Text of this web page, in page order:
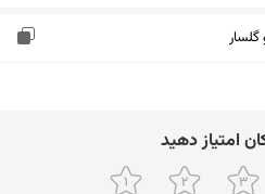
گلسار
اﻣﺘﯿﺎز دﻫﯿﺪ